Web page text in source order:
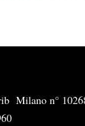
Milano n°